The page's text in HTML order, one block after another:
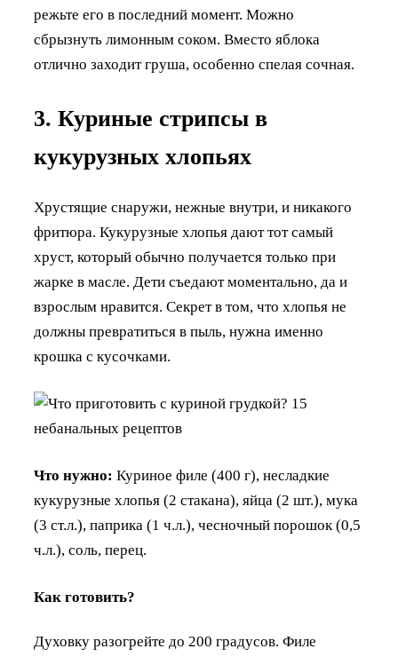
режьте его в последний момент. Можно
сбрызнуть лимонным соком. Вместо яблока
отлично заходит груша, особенно спелая сочная.
3. Куриные стрипсы в
кукурузных хлопьях
Хрустящие снаружи, нежные внутри, и никакого
фритюра. Кукурузные хлопья дают тот самый
хруст, который обычно получается только при
жарке в масле. Дети съедают моментально, да и
взрослым нравится. Секрет в том, что хлопья не
должны превратиться в пыль, нужна именно
крошка с кусочками.
Что нужно: Куриное филе (400 г), несладкие
кукурузные хлопья (2 стакана), яйца (2 шт.), мука
(3 ст.л.), паприка (1 ч.л.), чесночный порошок (0,5
ч.л.), соль, перец.
Как готовить?
Духовку разогрейте до 200 градусов. Филе